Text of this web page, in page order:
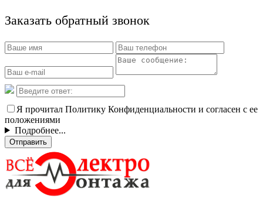
Заказать обратный звонок
Я прочитал Политику Конфиденциальности и согласен с ее
положениями
Подробнее...
Отправить